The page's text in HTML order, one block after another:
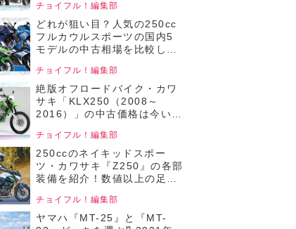
価格をまとめて比較！【チョ
イフル！人気中古バイクの相
場比較／250ccネイキッドバ
イク編／2025年4月版 前編】
チョイフル！編集部
どれが狙い目？人気の250cc
フルカウルスポーツの国内5
モデルの中古相場を比較して
古バイクの相場比較 250ccフ
ルカウルバイク編／2025年2
月版】
チョイフル！編集部
絶版オフロードバイク・カワ
サキ「KLX250（2008～
2016）」の中古価格は今いく
ごろな価格で狙えるか
も……！【チョイフル！おす
すめ中古バイク価格リサーチ
／22025年8月版】
チョイフル！編集部
250ccのネイキッドスポー
ツ・カワサキ『Z250』の各部
装備を紹介！数値以上の足つ
中古バイク選びの参考書／
KAWASAKI Z250（2019）】
チョイフル！編集部
ヤマハ『MT-25』と『MT-